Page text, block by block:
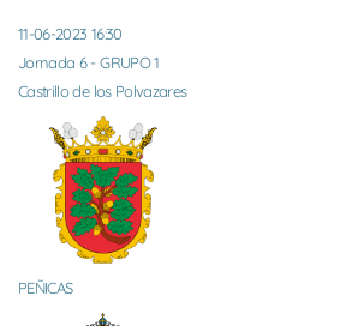
11-06-2023 16:30
Jornada 6 - GRUPO 1
Castrillo de los Polvazares
PEÑICAS